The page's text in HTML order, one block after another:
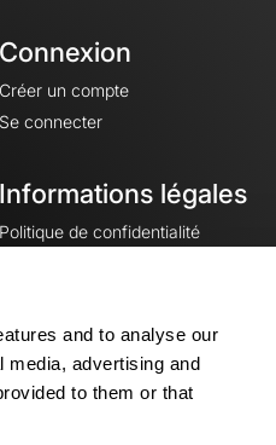
and to analyse our
media, advertising and
to them or that
Connexion
Créer un compte
Se connecter
Informations légales
Politique de confidentialité
Mentions légales
Paramètres des cookies